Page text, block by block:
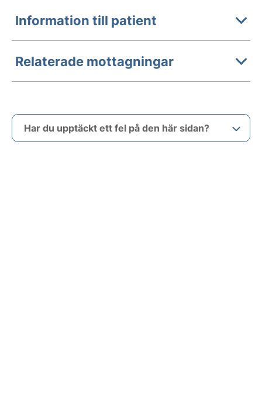
Information till patient
Relaterade mottagningar
Har du upptäckt ett fel på den här sidan?